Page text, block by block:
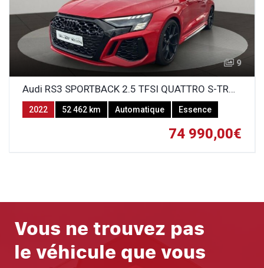
9
Audi RS3 SPORTBACK 2.5 TFSI QUATTRO S-TRONIC
74 990,00€
2022 52 462 km Automatique Essence
Vous ne trouvez pas
le véhicule que vous